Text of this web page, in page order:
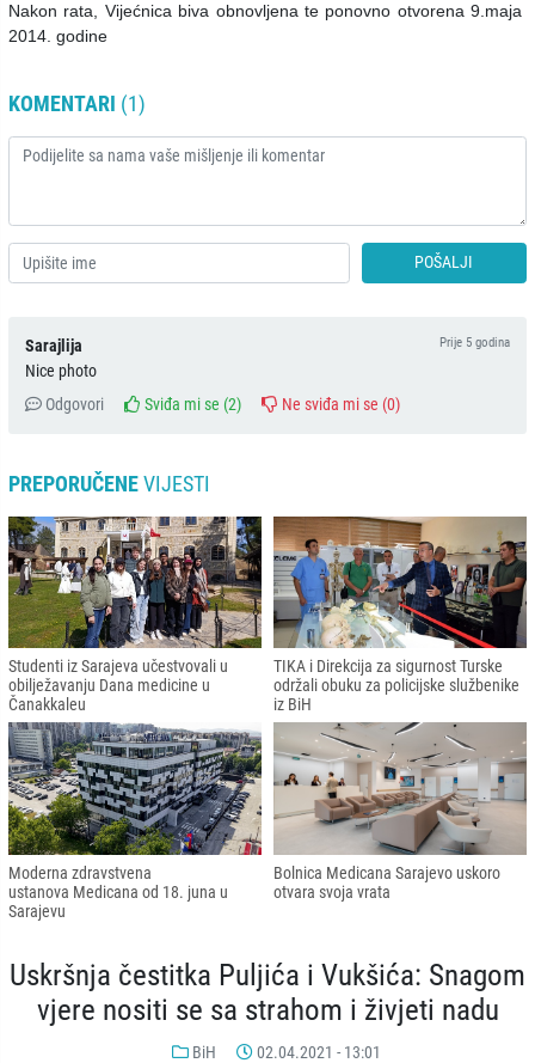
Nakon rata, Vijećnica biva obnovljena te ponovno otvorena 9.maja
2014. godine
KOMENTARI (1)
POŠALJI
Sarajlija Prije 5 godina
Nice photo
Odgovori
Sviđa mi se (2) Ne sviđa mi se (0)
PREPORUČENEVIJESTI
Studenti iz Sarajeva učestvovali u
obilježavanju Dana medicine u
Čanakkaleu
TIKA i Direkcija za sigurnost Turske
održali obuku za policijske službenike
iz BiH
Moderna zdravstvena
ustanova Medicana od 18. juna u
Sarajevu
Bolnica Medicana Sarajevo uskoro
otvara svoja vrata
Uskršnja čestitka Puljića i Vukšića: Snagom
vjere nositi se sa strahom i živjeti nadu
BiH 02.04.2021 - 13:01